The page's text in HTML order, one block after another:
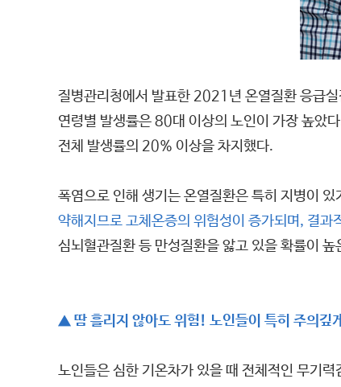
질병관리청에서 발표한 2021년 온열질환 응급
연령별 발생률은 80대 이상의 노인이 가장 높았
전체 발생률의 20% 이상을 차지했다.
폭염으로 인해 생기는 온열질환은 특히 지병이
약해지므로 고체온증의 위험성이 증가되며, 결
심뇌혈관질환 등 만성질환을 앓고 있을 확률이
▲ 땀 흘리지 않아도 위험! 노인들이 특히 주의깊
노인들은 심한 기온차가 있을 때 전체적인 무기